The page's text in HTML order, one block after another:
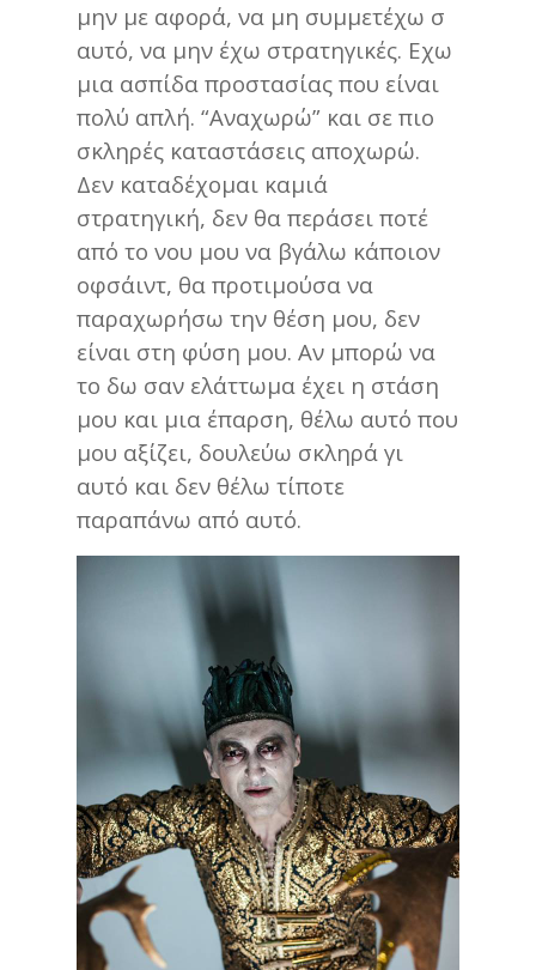
μην με αφορά, να μη συμμετέχω σ
αυτό, να μην έχω στρατηγικές. Εχω
μια ασπίδα προστασίας που είναι
πολύ απλή. “Αναχωρώ” και σε πιο
σκληρές καταστάσεις αποχωρώ.
Δεν καταδέχομαι καμιά
στρατηγική, δεν θα περάσει ποτέ
από το νου μου να βγάλω κάποιον
οφσάιντ, θα προτιμούσα να
παραχωρήσω την θέση μου, δεν
είναι στη φύση μου. Αν μπορώ να
το δω σαν ελάττωμα έχει η στάση
μου και μια έπαρση, θέλω αυτό που
μου αξίζει, δουλεύω σκληρά γι
αυτό και δεν θέλω τίποτε
παραπάνω από αυτό.